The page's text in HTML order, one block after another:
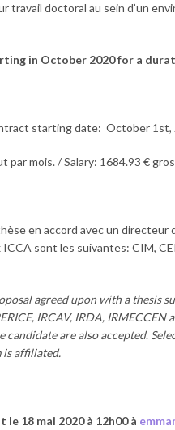
travail doctoral au sein d’un
in October 2020 for a
starting date: October 1st,
mois. / Salary: 1684.93 €
en accord avec un
sont les suivantes: CIM,
agreed upon with a thesis
IRCAV, IRDA, IRMECCEN
are also accepted.
is affiliated.
18 mai 2020 à 12h00 à